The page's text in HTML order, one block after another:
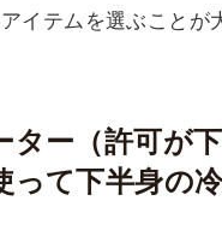
イテムを選ぶことが
ター（許可が
って下半身の